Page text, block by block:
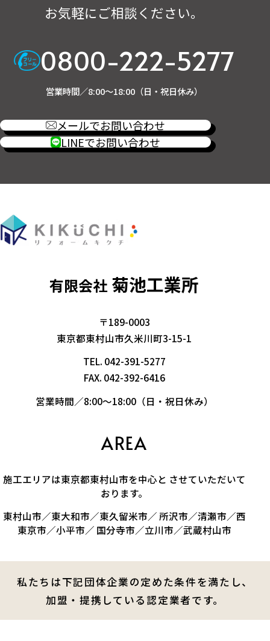
お気軽にご相談ください。
0800-222-5277
営業時間／8:00～18:00（日・祝日休み）
メールでお問い合わせ
LINEでお問い合わせ
有限会社 菊池工業所
〒189-0003
東京都東村山市久米川町3-15-1
TEL. 042-391-5277
FAX. 042-392-6416
営業時間／8:00～18:00（日・祝日休み）
AREA
施工エリアは東京都東村山市を中心と させていただいて
おります。
東村山市／東大和市／東久留米市／ 所沢市／清瀬市／西
東京市／小平市／ 国分寺市／立川市／武蔵村山市
私たちは下記団体企業の定めた条件を満たし、
加盟・提携している認定業者です。